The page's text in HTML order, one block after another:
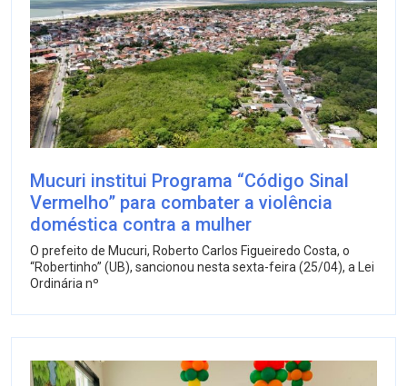
Mucuri institui Programa “Código Sinal
Vermelho” para combater a violência
doméstica contra a mulher
O prefeito de Mucuri, Roberto Carlos Figueiredo Costa, o
“Robertinho” (UB), sancionou nesta sexta-feira (25/04), a Lei
Ordinária nº